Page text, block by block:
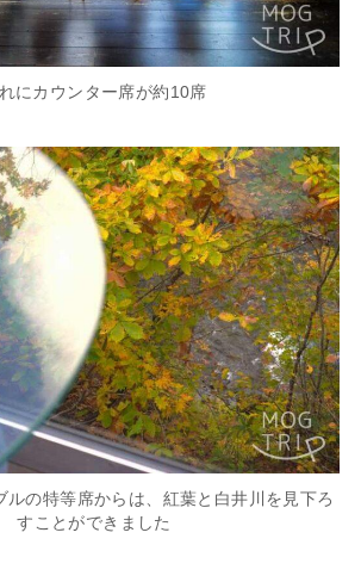
にカウンター席が約10席
ルの特等席からは、紅葉と白井川を見下ろ
すことができました